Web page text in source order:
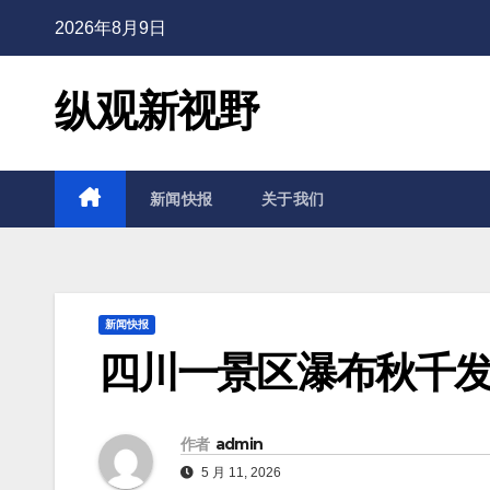
2026年8月9日
纵观新视野
新闻快报 关于我们
新闻快报
四川一景区瀑布秋千
作者 admin
5 月 11, 2026